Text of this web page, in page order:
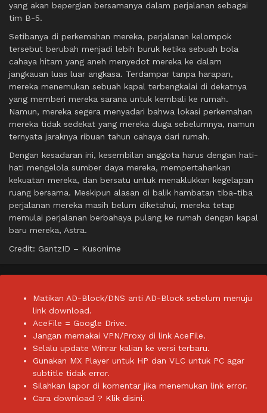
yang akan bepergian bersamanya dalam perjalanan sebagai
tim B-5.
Setibanya di perkemahan mereka, perjalanan kelompok
tersebut berubah menjadi lebih buruk ketika sebuah bola
cahaya hitam yang aneh menyedot mereka ke dalam
jangkauan luas luar angkasa. Terdampar tanpa harapan,
mereka menemukan sebuah kapal terbengkalai di dekatnya
yang memberi mereka sarana untuk kembali ke rumah.
Namun, mereka segera menyadari bahwa lokasi perkemahan
mereka tidak sedekat yang mereka duga sebelumnya, namun
ternyata jaraknya ribuan tahun cahaya dari rumah.
Dengan kesadaran ini, kesembilan anggota harus dengan hati-
hati mengelola sumber daya mereka, mempertahankan
kekuatan mereka, dan bersatu untuk menaklukkan kegelapan
ruang bersama. Meskipun alasan di balik hambatan tiba-tiba
perjalanan mereka masih belum diketahui, mereka tetap
memulai perjalanan berbahaya pulang ke rumah dengan kapal
baru mereka, Astra.
Credit: GantzID – Kusonime
Matikan AD-Block/DNS anti AD-Block sebelum menuju
link download.
AceFile = Google Drive.
Jangan memakai VPN/Proxy di link AceFile.
Selalu update Winrar kalian ke versi terbaru.
Gunakan MX Player untuk HP dan VLC untuk PC agar
subtitle tidak error.
Silahkan lapor di komentar jika menemukan link error.
Cara download ? Klik disini.